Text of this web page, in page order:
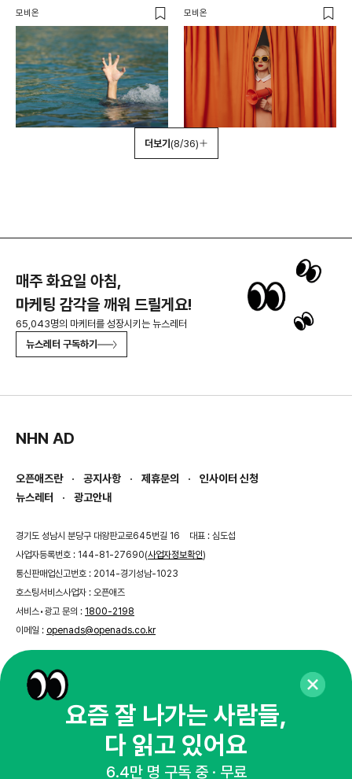
모비온 모비온
더보기(8/36)
매주 화요일 아침,
마케팅 감각을 깨워 드릴게요!
65,043명의 마케터를 성장시키는 뉴스레터
뉴스레터 구독하기
NHN AD
오픈애즈란 공지사항 제휴문의
인사이터 신청
뉴스레터
광고안내
경기도 성남시 분당구 대왕판교로645번길 16
대표 : 심도섭
사업자등록번호 : 144-81-27690(사업자정보확인)
통신판매업신고번호 : 2014-경기성남-1023
호스팅서비스사업자 : 오픈애즈
서비스•광고 문의 : 1800-2198
이메일 : openads@openads.co.kr
이용약관개인정보처리방침
threadkakaotalk
© NHN AD. All rights reserved.
요즘 잘 나가는 사람들,
다 읽고 있어요
6.4만 명 구독 중 · 무료